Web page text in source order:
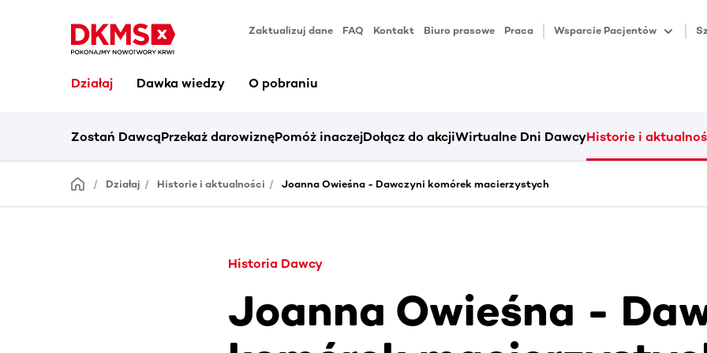
Zaktualizuj dane FAQ Kontakt Biuro prasowe Praca Wsparcie Pacjentów
Działaj Dawka wiedzy O pobraniu
Zostań DawcąPrzekaż darowiznęPomóż inaczejDołącz do akcjiWirtualne Dni DawcyHistorie i
Działaj Historie i aktualności Joanna Owieśna - Dawczyni komórek macierzystych
Historia Dawcy
Joanna Owieśna -